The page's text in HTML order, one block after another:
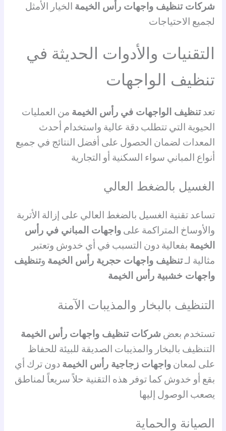
شركات تنظيف واجهات رأس الخيمة الخيار الأمثل
لجميع الاحتياجات
التقنيات والأدوات الحديثة في
تنظيف الواجهات
تعدتنظيف الواجهات في رأس الخيمة من العمليات
الحيوية التي تتطلب دقة عالية واستخدام أحدث
المعدات لضمان الحصول على أفضل النتائج في جميع
أنواع المباني سواء السكنية أو التجارية
الغسيل بالضغط العالي
تساعد تقنية الغسيل بالضغط العالي على إزالة الأتربة
والأوساخ المتراكمة علىواجهات المباني في رأس
الخيمة بفعالية دون التسبب في أي خدوش وتعتبر
مثالية لـتنظيف واجهات حجرية رأس الخيمة وتنظيف
واجهات خشبية رأس الخيمة
التنظيف بالبخار والمذيبات الآمنة
تستخدم بعض شركات تنظيف واجهات رأس الخيمة
التنظيف بالبخار والمذيبات الصديقة للبيئة للحفاظ
على لمعانواجهات زجاجية رأس الخيمة دون ترك أي
بقع أو خدوش كما توفر هذه التقنية حلاً سريعاً لمناطق
يصعب الوصول إليها
الصيانة والحماية